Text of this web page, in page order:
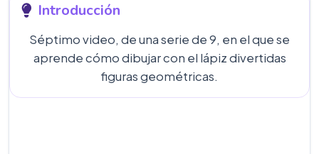
Introducción
Séptimo video, de una serie de 9, en el que se
aprende cómo dibujar con el lápiz divertidas
figuras geométricas.